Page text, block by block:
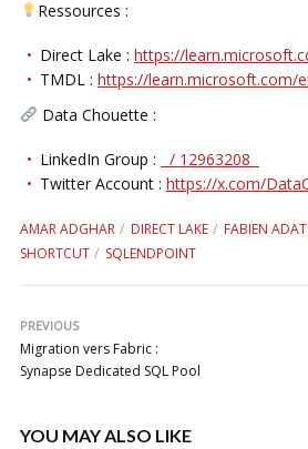
Ressources :
Direct Lake : https://
TMDL : https://learn.microsoft.com/
Data Chouette :
LinkedIn Group :
/ 12963208
Twitter Account : https://x.com/
AMAR ADGHAR DIRECT LAKE FABIEN
SHORTCUT
SQLENDPOINT
PREVIOUS
Migration vers Fabric :
Synapse Dedicated SQL Pool
YOU MAY ALSO LIKE